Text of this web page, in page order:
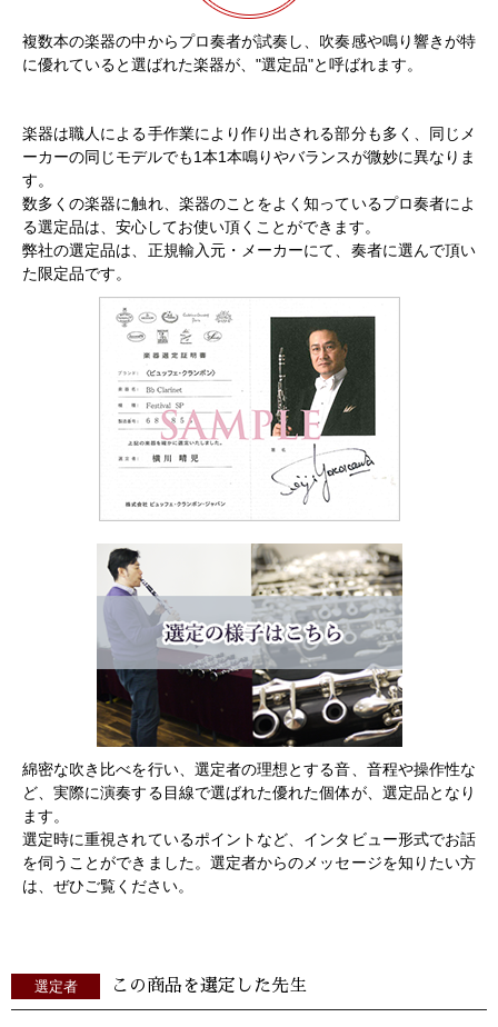
複数本の楽器の中からプロ奏者が試奏し、吹奏感や鳴り響きが特
に優れていると選ばれた楽器が、"選定品"と呼ばれます。
楽器は職人による手作業により作り出される部分も多く、同じメ
ーカーの同じモデルでも1本1本鳴りやバランスが微妙に異なりま
す。
数多くの楽器に触れ、楽器のことをよく知っているプロ奏者によ
る選定品は、安心してお使い頂くことができます。
弊社の選定品は、正規輸入元・メーカーにて、奏者に選んで頂い
た限定品です。
綿密な吹き比べを行い、選定者の理想とする音、音程や操作性な
ど、実際に演奏する目線で選ばれた優れた個体が、選定品となり
ます。
選定時に重視されているポイントなど、インタビュー形式でお話
を伺うことができました。選定者からのメッセージを知りたい方
は、ぜひご覧ください。
選定者 この商品を選定した先生